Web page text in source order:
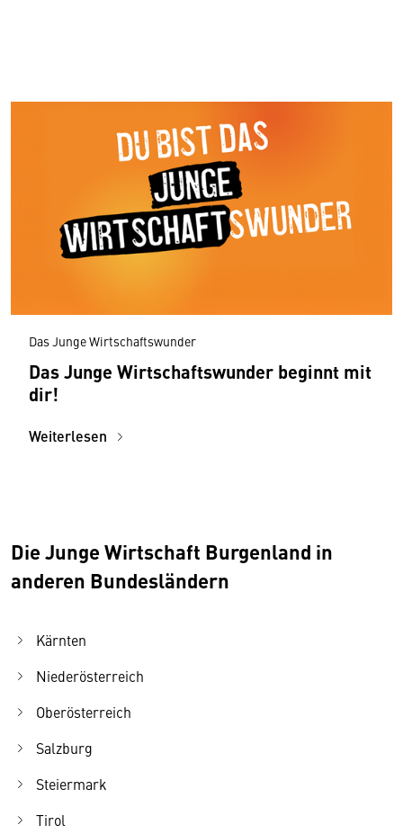
Das Junge Wirtschaftswunder
Das Junge Wirtschaftswunder beginnt mit
dir!
Weiterlesen
Die Junge Wirtschaft Burgenland in
anderen Bundesländern
Kärnten
Niederösterreich
Oberösterreich
Salzburg
Steiermark
Tirol